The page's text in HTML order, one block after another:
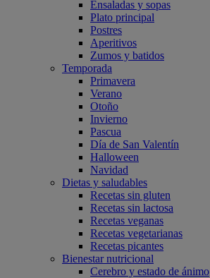
Ensaladas y sopas
Plato principal
Postres
Aperitivos
Zumos y batidos
Temporada
Primavera
Verano
Otoño
Invierno
Pascua
Día de San Valentín
Halloween
Navidad
Dietas y saludables
Recetas sin gluten
Recetas sin lactosa
Recetas veganas
Recetas vegetarianas
Recetas picantes
Bienestar nutricional
Cerebro y estado de ánimo